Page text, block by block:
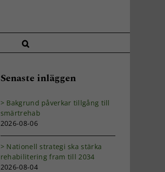
Senaste inläggen
Bakgrund påverkar tillgång till
smärtrehab
2026-08-06
Nationell strategi ska stärka
rehabilitering fram till 2034
2026-08-04